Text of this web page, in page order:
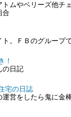
トムやベリーズ他チ
合
。ＦＢのグループ
！
の日記
宅の日誌
運営をしたら鬼に金